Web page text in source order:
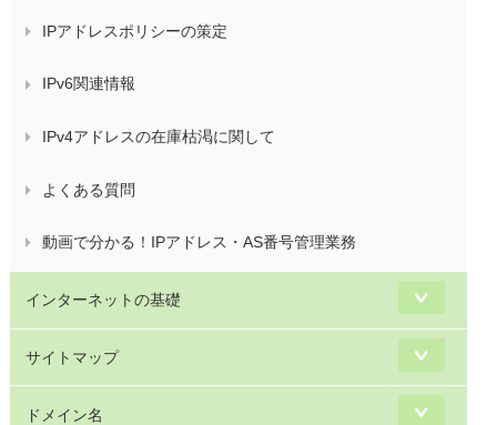
IPアドレスポリシーの策定
IPv6関連情報
IPv4アドレスの在庫枯渇に関して
よくある質問
動画で分かる！IPアドレス・AS番号管理業務
インターネットの基礎
サイトマップ
ドメイン名